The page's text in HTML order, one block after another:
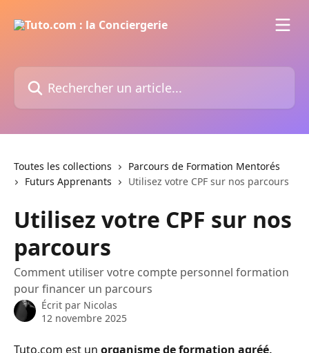
Rechercher un article...
Toutes les collections
Parcours de Formation Mentorés
Futurs Apprenants
Utilisez votre CPF sur nos parcours
Utilisez votre CPF sur nos
parcours
Comment utiliser votre compte personnel formation
pour financer un parcours
Écrit par Nicolas
12 novembre 2025
Tuto.com est un organisme de formation agréé,